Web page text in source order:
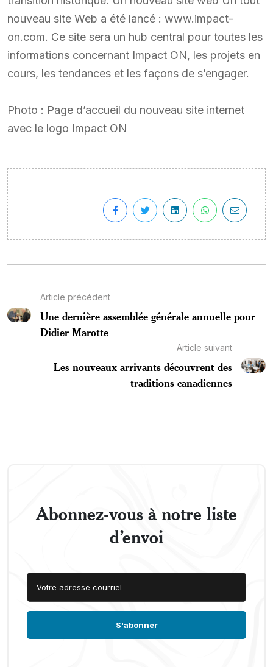
nouveau site Web a été lancé : www.impact-
on.com. Ce site sera un hub central pour toutes les
informations concernant Impact ON, les projets en
cours, les tendances et les façons de s’engager.
Photo : Page d’accueil du nouveau site internet
avec le logo Impact ON
Article précédent
Une dernière assemblée générale annuelle pour
Didier Marotte
Article suivant
Les nouveaux arrivants découvrent des
traditions canadiennes
Abonnez-vous à notre liste
d’envoi